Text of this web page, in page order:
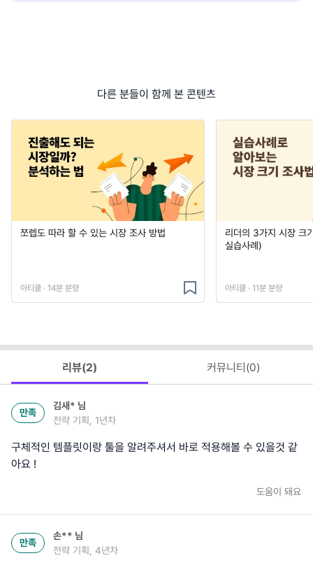
다른 분들이 함께 본 콘텐츠
쪼렙도 따라 할 수 있는 시장 조사 방법
아티클 · 14분 분량
리더의 3가지 시장 크
실습사례)
아티클 · 11분 분량
리뷰(2) 커뮤니티(0)
만족
김새* 님
전략 기획, 1년차
구체적인 템플릿이랑 툴을 알려주셔서 바로 적용해볼 수 있을것 같
아요 !
도움이 돼요
만족
손** 님
전략 기획, 4년차